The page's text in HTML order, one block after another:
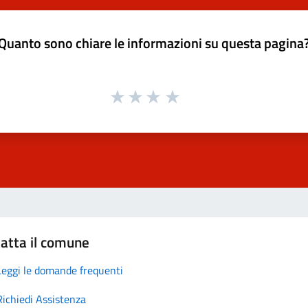
sono chiare le informazioni su questa
il comune
le domande frequenti
Assistenza